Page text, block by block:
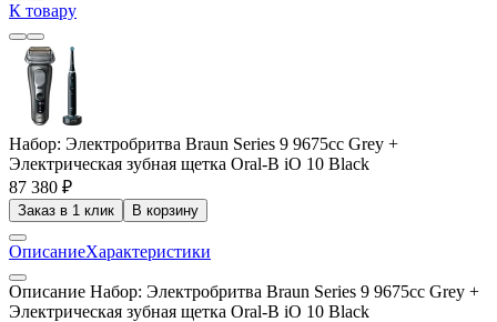
К товару
Набор: Электробритва Braun Series 9 9675cc Grey +
Электрическая зубная щетка Oral-B iO 10 Black
87 380 ₽
Заказ в 1 клик В корзину
ОписаниеХарактеристики
Описание Набор: Электробритва Braun Series 9 9675cc Grey +
Электрическая зубная щетка Oral-B iO 10 Black